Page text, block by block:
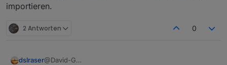
importieren.
2 Antworten 0
dslraser@David-G